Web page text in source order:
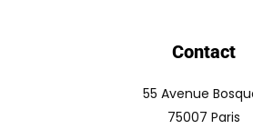
Contact
55 Avenue
75007 Paris